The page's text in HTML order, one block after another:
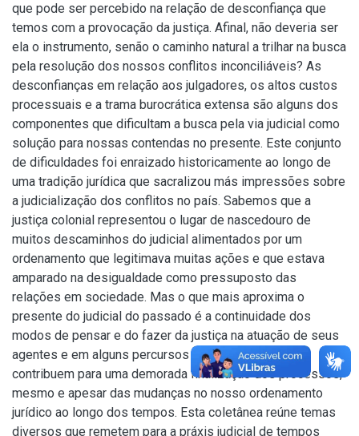
que pode ser percebido na relação de desconfiança que
temos com a provocação da justiça. Afinal, não deveria ser
ela o instrumento, senão o caminho natural a trilhar na busca
pela resolução dos nossos conflitos inconciliáveis? As
desconfianças em relação aos julgadores, os altos custos
processuais e a trama burocrática extensa são alguns dos
componentes que dificultam a busca pela via judicial como
solução para nossas contendas no presente. Este conjunto
de dificuldades foi enraizado historicamente ao longo de
uma tradição jurídica que sacralizou más impressões sobre
a judicialização dos conflitos no país. Sabemos que a
justiça colonial representou o lugar de nascedouro de
muitos descaminhos do judicial alimentados por um
ordenamento que legitimava muitas ações e que estava
amparado na desigualdade como pressuposto das
relações em sociedade. Mas o que mais aproxima o
presente do judicial do passado é a continuidade dos
modos de pensar e do fazer da justiça na atuação de seus
agentes e em alguns percursos burocráticos que
contribuem para uma demorada finalização dos processos,
mesmo e apesar das mudanças no nosso ordenamento
jurídico ao longo dos tempos. Esta coletânea reúne temas
diversos que remetem para a práxis judicial de tempos